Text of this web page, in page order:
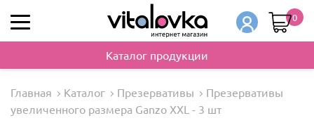
0
Каталог продукции
Главная Каталог Презервативы
Презервативы
увеличенного размера Ganzo XXL - 3 шт